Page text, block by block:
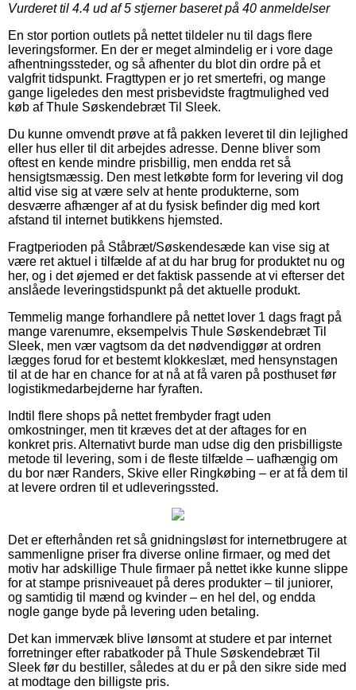
Vurderet til 4.4 ud af 5 stjerner baseret på 40 anmeldelser
En stor portion outlets på nettet tildeler nu til dags flere
leveringsformer. En der er meget almindelig er i vore dage
afhentningssteder, og så afhenter du blot din ordre på et
valgfrit tidspunkt. Fragttypen er jo ret smertefri, og mange
gange ligeledes den mest prisbevidste fragtmulighed ved
køb af Thule Søskendebræt Til Sleek.
Du kunne omvendt prøve at få pakken leveret til din lejlighed
eller hus eller til dit arbejdes adresse. Denne bliver som
oftest en kende mindre prisbillig, men endda ret så
hensigtsmæssig. Den mest letkøbte form for levering vil dog
altid vise sig at være selv at hente produkterne, som
desværre afhænger af at du fysisk befinder dig med kort
afstand til internet butikkens hjemsted.
Fragtperioden på Ståbræt/Søskendesæde kan vise sig at
være ret aktuel i tilfælde af at du har brug for produktet nu og
her, og i det øjemed er det faktisk passende at vi efterser det
anslåede leveringstidspunkt på det aktuelle produkt.
Temmelig mange forhandlere på nettet lover 1 dags fragt på
mange varenumre, eksempelvis Thule Søskendebræt Til
Sleek, men vær vagtsom da det nødvendiggør at ordren
lægges forud for et bestemt klokkeslæt, med hensynstagen
til at de har en chance for at nå at få varen på posthuset før
logistikmedarbejderne har fyraften.
Indtil flere shops på nettet frembyder fragt uden
omkostninger, men tit kræves det at der aftages for en
konkret pris. Alternativt burde man udse dig den prisbilligste
metode til levering, som i de fleste tilfælde – uafhængig om
du bor nær Randers, Skive eller Ringkøbing – er at få dem til
at levere ordren til et udleveringssted.
Det er efterhånden ret så gnidningsløst for internetbrugere at
sammenligne priser fra diverse online firmaer, og med det
motiv har adskillige Thule firmaer på nettet ikke kunne slippe
for at stampe prisniveauet på deres produkter – til juniorer,
og samtidig til mænd og kvinder – en hel del, og endda
nogle gange byde på levering uden betaling.
Det kan immervæk blive lønsomt at studere et par internet
forretninger efter rabatkoder på Thule Søskendebræt Til
Sleek før du bestiller, således at du er på den sikre side med
at modtage den billigste pris.